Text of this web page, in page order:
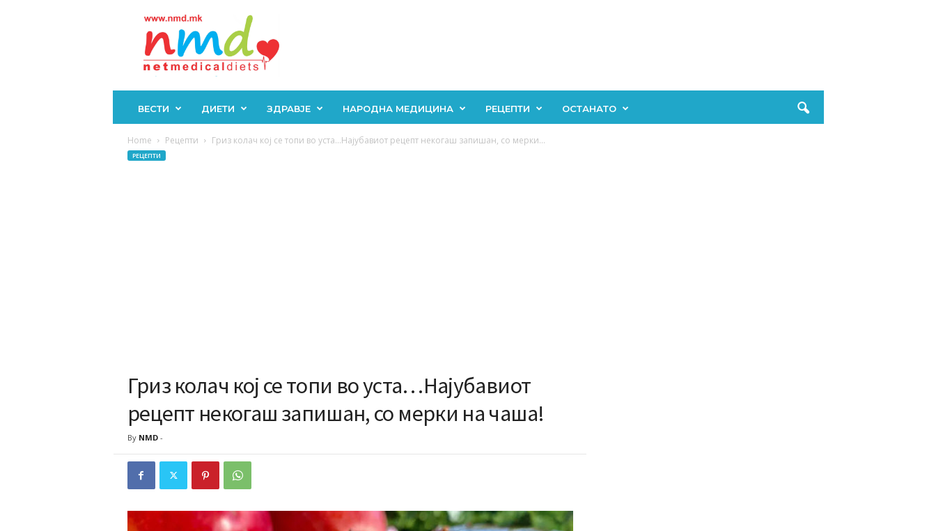
ВЕСТИ ДИЕТИ ЗДРАВЈЕ НАРОДНА МЕДИЦИНА РЕЦЕПТИ ОСТАНАТО
Home Рецепти Гриз колач кој се топи во уста…Најубавиот рецепт некогаш запишан, со мерки...
РЕЦЕПТИ
Гриз колач кој се топи во уста…Најубавиот
рецепт некогаш запишан, со мерки на чаша!
By NMD-